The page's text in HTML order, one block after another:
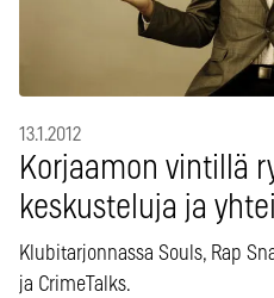
13.1.2012
Korjaamon vintillä
keskusteluja ja
Klubitarjonnassa Souls, Rap
ja CrimeTalks.